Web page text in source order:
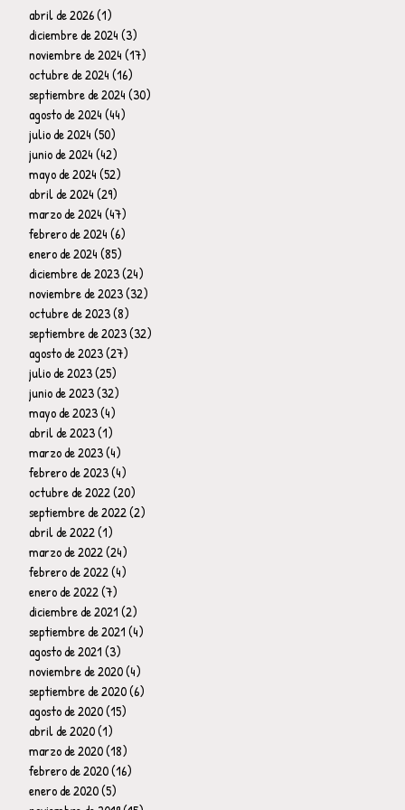
abril de 2026(1)
diciembre de 2024(3)
noviembre de 2024(17)
octubre de 2024(16)
septiembre de 2024(30)
agosto de 2024(44)
julio de 2024(50)
junio de 2024(42)
mayo de 2024(52)
abril de 2024(29)
marzo de 2024(47)
febrero de 2024(6)
enero de 2024(85)
diciembre de 2023(24)
noviembre de 2023(32)
octubre de 2023(8)
septiembre de 2023(32)
agosto de 2023(27)
julio de 2023(25)
junio de 2023(32)
mayo de 2023(4)
abril de 2023(1)
marzo de 2023(4)
febrero de 2023(4)
octubre de 2022(20)
septiembre de 2022(2)
abril de 2022(1)
marzo de 2022(24)
febrero de 2022(4)
enero de 2022(7)
diciembre de 2021(2)
septiembre de 2021(4)
agosto de 2021(3)
noviembre de 2020(4)
septiembre de 2020(6)
agosto de 2020(15)
abril de 2020(1)
marzo de 2020(18)
febrero de 2020(16)
enero de 2020(5)